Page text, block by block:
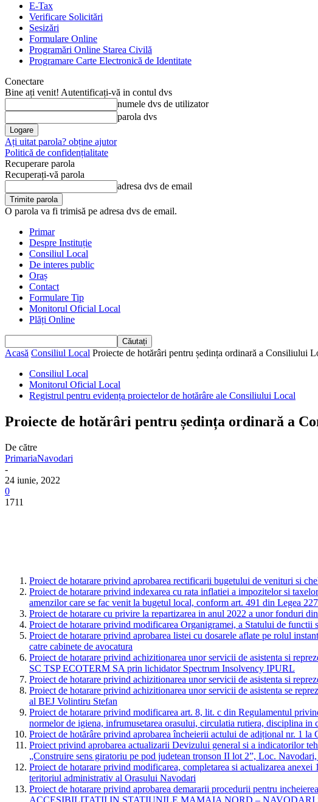
E-Tax
Verificare Solicitări
Sesizări
Formulare Online
Programări Online Starea Civilă
Programare Carte Electronică de Identitate
Conectare
Bine ați venit! Autentificați-vă in contul dvs
numele dvs de utilizator
parola dvs
Ați uitat parola? obține ajutor
Politică de confidențialitate
Recuperare parola
Recuperați-vă parola
adresa dvs de email
O parola va fi trimisă pe adresa dvs de email.
Primar
Despre Instituție
Consiliul Local
De interes public
Oraș
Contact
Formulare Tip
Monitorul Oficial Local
Plăți Online
Acasă Consiliul Local Proiecte de hotărâri pentru ședința ordinară a Consiliului
Consiliul Local
Monitorul Oficial Local
Registrul pentru evidența proiectelor de hotărâre ale Consiliului Local
Proiecte de hotărâri pentru ședința ordinară a
De către
PrimariaNavodari
-
24 iunie, 2022
0
1711
Proiect de hotarare privind aprobarea rectificarii bugetului de venituri si
Proiect de hotarare privind indexarea cu rata inflatiei a impozitelor si
amenzilor care se fac venit la bugetul local, conform art. 491 din Legea
Proiect de hotarare cu privire la repartizarea in anul 2022 a unor fonduri
Proiect de hotarare privind modificarea Organigramei, a Statului de
Proiect de hotarare privind aprobarea listei cu dosarele aflate pe rolul
catre cabinete de avocatura
Proiect de hotarare privind achizitionarea unor servicii de asistenta si
SC TSP ECOTERM SA prin lichidator Spectrum Insolvency IPURL
Proiect de hotarare privind achizitionarea unor servicii de asistenta si
Proiect de hotarare privind achizitionarea unor servicii de asistenta se
al BEJ Volintiru Stefan
Proiect de hotarare privind modificarea art. 8, lit. c din Regulamentul
normelor de igiena, infrumusetarea orasului, circulatia rutiera, disciplina
Proiect de hotărâre privind aprobarea încheierii actului de adițional nr. 1
Proiect privind aprobarea actualizarii Devizului general si a indicatorilor
„Construire sens giratoriu pe pod judetean tronson II lot 2”, Loc. Navodari,
Proiect de hotarare privind modificarea, completarea si actualizarea
teritoriul administrativ al Orasului Navodari
Proiect de hotarare privind aprobarea demararii procedurii pentru
ACCESIBILITATII IN STATIUNILE MAMAIA NORD –